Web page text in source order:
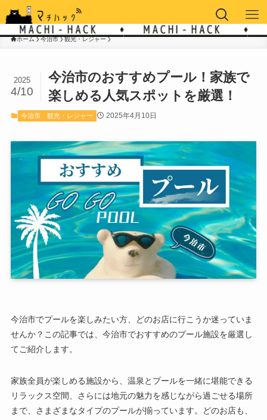
ホーム 今治市 観光・レジャー
今治市のおすすめプール！家族で
楽しめる人気スポットを厳選！
2025
4/10
今治市 観光・レジャー 2025年4月10日
今治市でプールを楽しみたい方、どのお店に行こうか迷っていま
せんか？この記事では、今治市でおすすめのプール施設を厳選し
てご紹介します。
家族全員が楽しめる施設から、温泉とプールを一緒に堪能できる
リラックス空間、さらには地元の魅力を感じながら過ごせる場所
まで、さまざまなタイプのプールが揃っています。どのお店も、